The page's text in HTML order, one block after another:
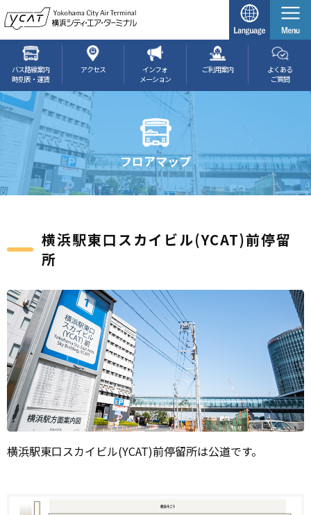
バス路線案内
時刻表・運賃
アクセス
インフォ
メーション
ご利用案内
よくある
ご質問
フロアマップ
横浜駅東口スカイビル(YCAT)前停留
所
横浜駅東口スカイビル(YCAT)前停留所は公道です。